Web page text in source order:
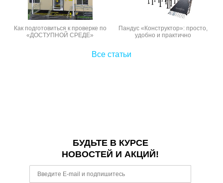
Как подготовиться к проверке по
«ДОСТУПНОЙ СРЕДЕ»
Пандус «Конструктор»: просто,
удобно и практично
Все статьи
БУДЬТЕ В КУРСЕ
НОВОСТЕЙ И АКЦИЙ!